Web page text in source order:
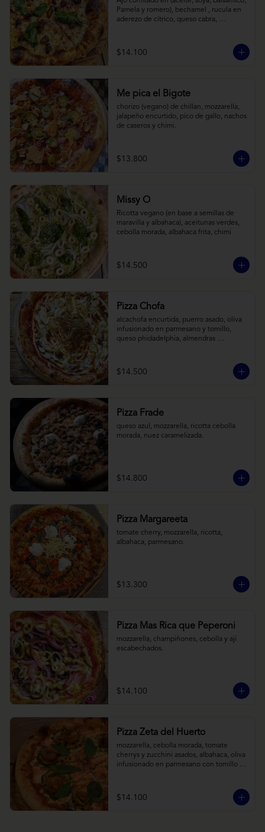
Pamela y romero), bechamel , rucula en
aderezo de cítrico, queso cabra,
$14.100
Me pica el Bigote
chorizo (vegano) de chillan, mozzarella,
jalapeño encurtido, pico de gallo, nachos
de caseros y chimi.
$13.800
Missy O
Ricotta vegano (en base a semillas de
maravilla y albahaca), aceitunas verdes,
cebolla morada, albahaca frita, chimi
$14.500
Pizza Chofa
alcachofa encurtida, puerro asado, oliva
infusionado en parmesano y tomillo,
queso phidadelphia, almendras
$14.500
Pizza Frade
queso azul, mozzarella, ricotta cebolla
morada, nuez caramelizada.
$14.800
Pizza Margareeta
tomate cherry, mozzarella, ricotta,
albahaca, parmesano.
$13.300
Pizza Mas Rica que Peperoni
mozzarella, champiñones, cebolla y ají
escabechados.
$14.100
Pizza Zeta del Huerto
mozzarella, cebolla morada, tomate
cherrys y zucchini asados, albahaca, oliva
infusionado en parmesano con tomillo y
$14.100